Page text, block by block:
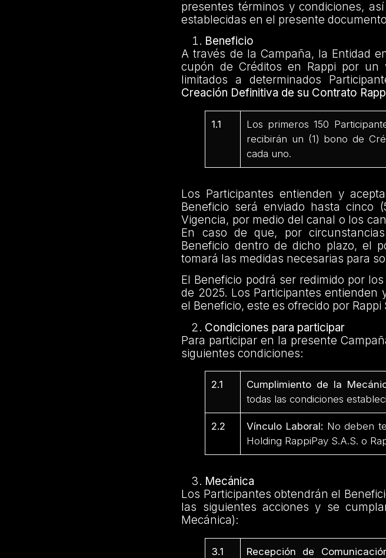
presentes términos y condiciones,
establecidas en el presente
Beneficio
A través de la Campaña, la Entidad
cupón de Créditos en Rappi por un
limitados a determinados
Creación Definitiva de su Contrato
1.1
Los primeros 150
recibirán un (1) bono de
cada uno.
Los Participantes entienden y
Beneficio será enviado hasta cinco
Vigencia, por medio del canal o los
En caso de que, por
Beneficio dentro de dicho plazo, el
tomará las medidas necesarias para
El Beneficio podrá ser redimido por
de 2025. Los Participantes
el Beneficio, este es ofrecido por Rappi
Condiciones para participar
Para participar en la presente
siguientes condiciones:
2.1 Cumplimiento de la
todas las condiciones
2.2 Vínculo Laboral: No deben
Holding RappiPay S.A.S. o
Mecánica
Los Participantes obtendrán el
las siguientes acciones y se
Mecánica):
3.1 Recepción de